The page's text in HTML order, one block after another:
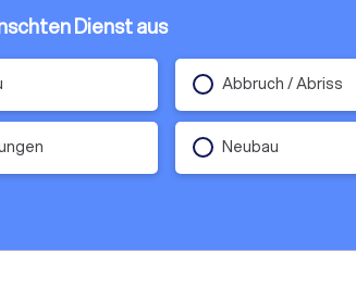
Dienst aus
Abbruch / Abriss
Neubau